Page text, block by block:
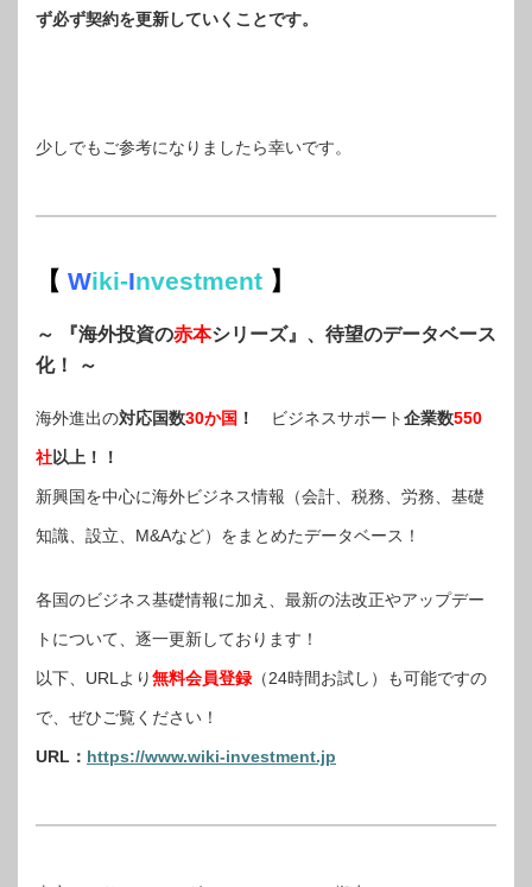
ず必ず契約を更新していくことです。
少しでもご参考になりましたら幸いです。
【 Wiki-Investment 】
～ 『海外投資の赤本シリーズ』、待望のデータベース
化！ ～
海外進出の対応国数30か国 ！ ビジネスサポート企業数550
社以上！！
新興国を中心に海外ビジネス情報（会計、税務、労務、基礎
知識、設立、M&Aなど）をまとめたデータベース！
各国のビジネス基礎情報に加え、最新の法改正やアップデー
トについて、逐一更新しております！
以下、URLより無料会員登録 （24時間お試し）も可能ですの
で、ぜひご覧ください！
URL： https://www.wiki-investment.jp